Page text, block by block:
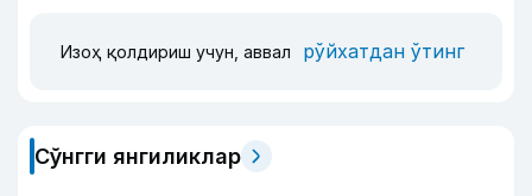
Изоҳ қолдириш учун, аввал рўйхатдан ўтинг
Сўнгги янгиликлар